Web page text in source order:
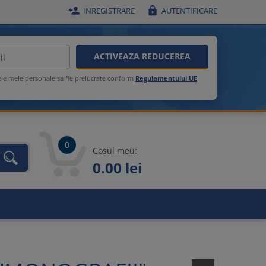
 INREGISTRARE  AUTENTIFICARE
ACTIVEAZA REDUCEREA
mele personale sa fie prelucrate conform Regulamentului UE
0
Cosul meu:
0.00 lei